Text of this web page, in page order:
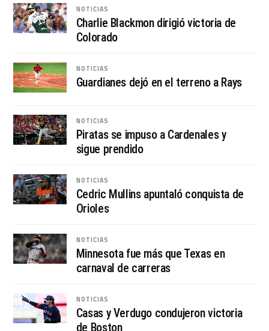
NOTICIAS
Charlie Blackmon dirigió victoria de
Colorado
NOTICIAS
Guardianes dejó en el terreno a Rays
NOTICIAS
Piratas se impuso a Cardenales y
sigue prendido
NOTICIAS
Cedric Mullins apuntaló conquista de
Orioles
NOTICIAS
Minnesota fue más que Texas en
carnaval de carreras
NOTICIAS
Casas y Verdugo condujeron victoria
de Boston